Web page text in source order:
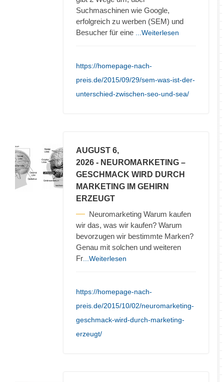
Suchmaschinen wie Google,
erfolgreich zu werben (SEM) und
Besucher für eine
...Weiterlesen
https://homepage-nach-
preis.de/2015/09/29/sem-was-ist-der-
unterschied-zwischen-seo-und-sea/
AUGUST 6,
2026 - NEUROMARKETING –
GESCHMACK WIRD DURCH
MARKETING IM GEHIRN
ERZEUGT
Neuromarketing Warum kaufen
wir das, was wir kaufen? Warum
bevorzugen wir bestimmte Marken?
Genau mit solchen und weiteren
Fr ...Weiterlesen
https://homepage-nach-
preis.de/2015/10/02/neuromarketing-
geschmack-wird-durch-marketing-
erzeugt/